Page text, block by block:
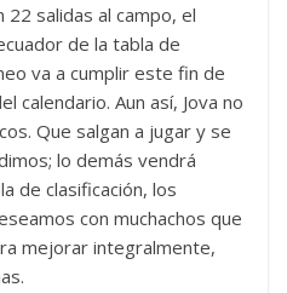
salidas al campo, el
de la tabla de
va a cumplir este fin de
calendario. Aun así, Jova no
Que salgan a jugar y se
lo demás vendrá
de clasificación, los
con muchachos que
mejorar integralmente,